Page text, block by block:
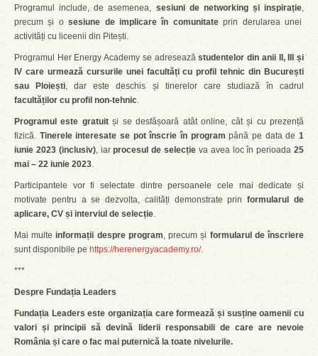
Programul include, de asemenea, sesiuni de networking și inspirație,
precum și osesiune de implicare în comunitateprin derularea unei
activități cu liceenii din Pitești.
Programul Her Energy Academy se adreseazăstudentelor din anii II, III și
IV care urmează cursurile unei facultăți cu profil tehnic din București
sau Ploiești, dar este deschis și tinerelor care studiază în cadrul
facultăților cu profil non-tehnic.
Programul este gratuitși se desfășoară atât online, cât și cu prezență
fizică. Tinerele interesate se pot înscrie în programpână pe data de 1
iunie 2023 (inclusiv), iarprocesul de selecție va avea loc în perioada25
mai – 22 iunie 2023.
Participantele vor fi selectate dintre persoanele cele mai dedicate și
motivate pentru a se dezvolta, calități demonstrate prinformularul de
aplicare, CV și interviul de selecție.
Mai multeinformații despre program, precum și formularul de înscriere
sunt disponibile pe https://herenergyacademy.ro/.
***
Despre Fundația Leaders
Fundația Leaders este organizația care formează și susține oamenii cu
valori și principii să devină liderii responsabili de care are nevoie
România și care o fac mai puternică la toate nivelurile.